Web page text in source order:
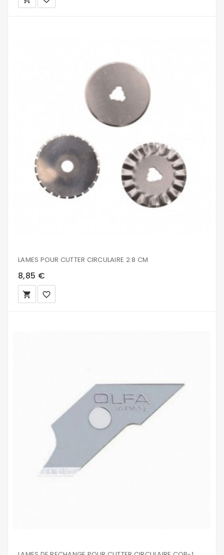
LAMES POUR CUTTER CIRCULAIRE 2.8 CM
8,85 €
local_grocery_store favorite_border